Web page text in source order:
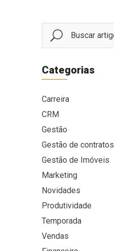
Categorias
Carreira
CRM
Gestão
Gestão de contratos
Gestão de Imóveis
Marketing
Novidades
Produtividade
Temporada
Vendas